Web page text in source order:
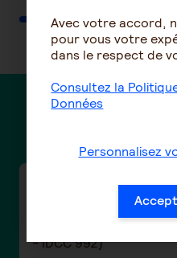
Taux de cotisations
convention collective
charcuterie / Boucherie
- IDCC 992)
Avec votre accord,
pour vous votre
dans le respect de
Consultez la
Données
Personnalisez